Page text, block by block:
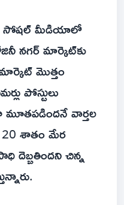
సోషల్ మీడియాలో
నగర్ మార్కెట్‌కు
మొత్తం
పోస్టులు
మూతపడిందనే వార్తల
20 శాతం మేర
దెబ్బతిందని చిన్న